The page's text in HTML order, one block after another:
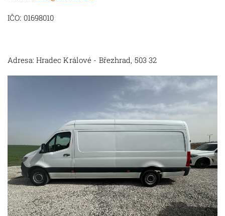
IČO: 01698010
Adresa: Hradec Králové - Březhrad, 503 32